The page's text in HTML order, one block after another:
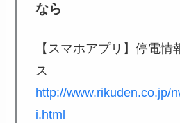
なら
【スマホアプリ】停電
ス
http://www.rikuden.co.jp/
i.html